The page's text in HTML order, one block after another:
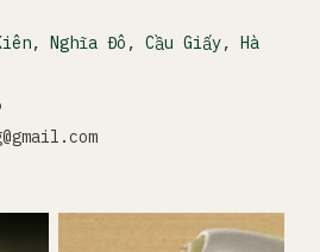
Nghĩa Đô, Cầu Giấy, Hà